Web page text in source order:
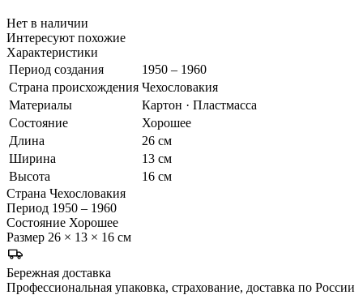
Нет в наличии
Интересуют похожие
Характеристики
Период создания
1950 – 1960
Страна происхождения Чехословакия
Материалы
Картон · Пластмасса
Состояние
Хорошее
Длина
26 см
Ширина
13 см
Высота
16 см
Страна Чехословакия
Период 1950 – 1960
Состояние Хорошее
Размер 26 × 13 × 16 см
Бережная доставка
Профессиональная упаковка, страхование, доставка по России